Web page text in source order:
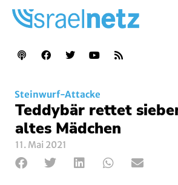
Steinwurf-Attacke
Teddybär rettet
altes Mädchen
11. Mai 2021